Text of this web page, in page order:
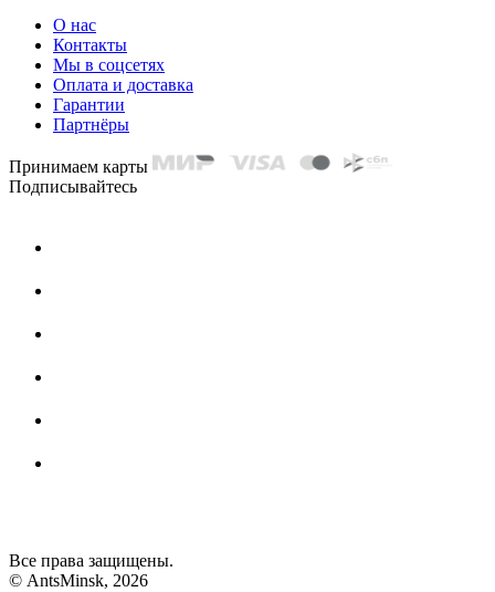
О нас
Контакты
Мы в соцсетях
Оплата и доставка
Гарантии
Партнёры
Принимаем карты
Подписывайтесь
Все права защищены.
© AntsMinsk, 2026